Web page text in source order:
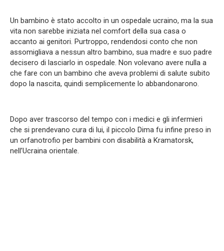
Un bambino è stato accolto in un ospedale ucraino, ma la sua
vita non sarebbe iniziata nel comfort della sua casa o
accanto ai genitori. Purtroppo, rendendosi conto che non
assomigliava a nessun altro bambino, sua madre e suo padre
decisero di lasciarlo in ospedale. Non volevano avere nulla a
che fare con un bambino che aveva problemi di salute subito
dopo la nascita, quindi semplicemente lo abbandonarono.
Dopo aver trascorso del tempo con i medici e gli infermieri
che si prendevano cura di lui, il piccolo Dima fu infine preso in
un orfanotrofio per bambini con disabilità a Kramatorsk,
nell’Ucraina orientale.